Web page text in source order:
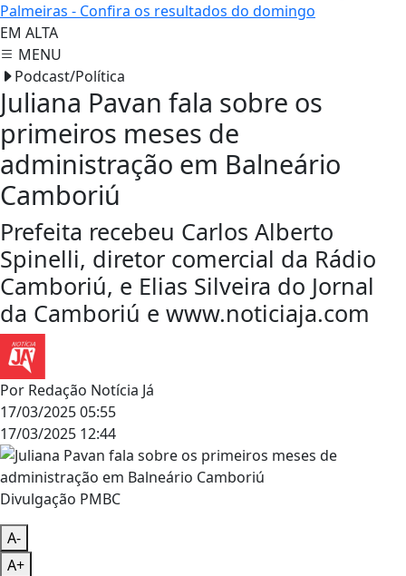
Palmeiras - Confira os resultados do domingo
EM ALTA
MENU
Podcast/Política
Juliana Pavan fala sobre os
primeiros meses de
administração em Balneário
Camboriú
Prefeita recebeu Carlos Alberto
Spinelli, diretor comercial da Rádio
Camboriú, e Elias Silveira do Jornal
da Camboriú e www.noticiaja.com
Por Redação Notícia Já
17/03/2025 05:55
17/03/2025 12:44
Divulgação PMBC
A-
A+